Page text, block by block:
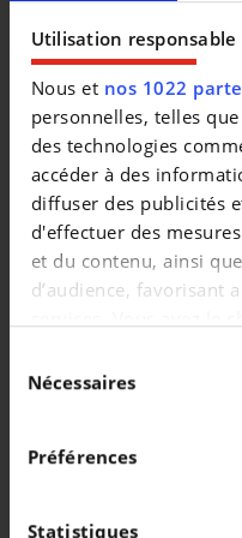
Utilisation responsable
Nous et nos 1022
personnelles, telles
des technologies
accéder à des
diffuser des publicités
d'effectuer des
et du contenu, ainsi
d’audience, favorisant
services. Vous avez
retirer votre
consultant la
Collecter des
duNécessaires
Préférences
Statistiques
138.999 EUR|0 km
7 zit - 360camera - verwarmd
36.900 EUR